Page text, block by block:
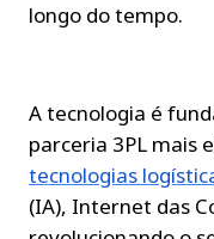
longo do tempo.
A tecnologia é
parceria 3PL mais
tecnologias
(IA), Internet das